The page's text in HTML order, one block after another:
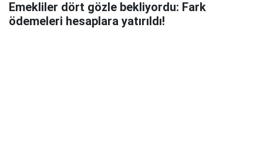
Emekliler dört gözle bekliyordu: Fark
ödemeleri hesaplara yatırıldı!